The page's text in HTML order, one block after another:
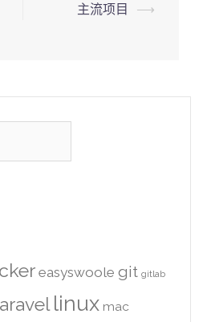
主流项目
⟶
easyswoole git gitlab
linux mac